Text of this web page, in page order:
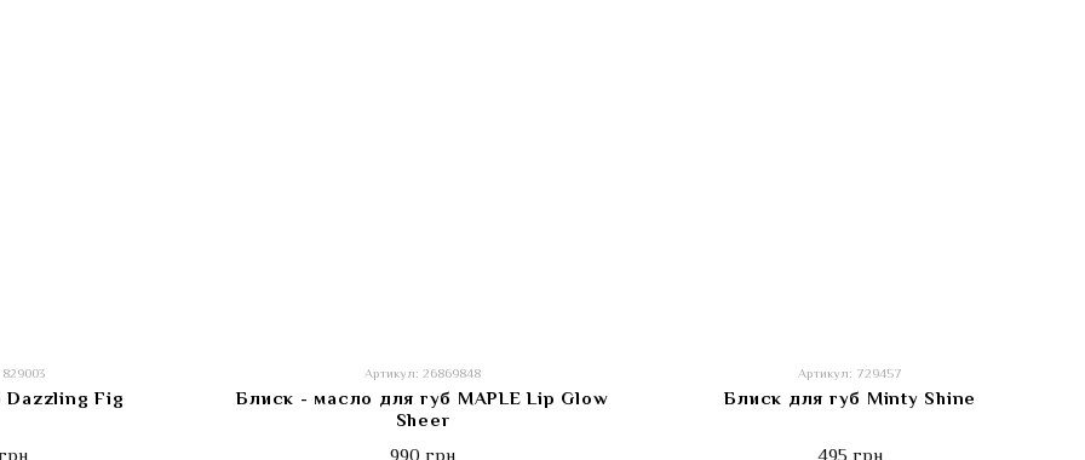
Dazzling Fig
Артикул: 26869848
Блиск - масло для губ MAPLE Lip Glow
Sheer
990 грн
Артикул: 729457
Блиск для губ Minty Shine
495 грн